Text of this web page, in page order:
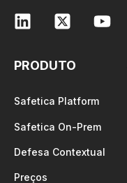
PRODUTO
Safetica Platform
Safetica On-Prem
Defesa Contextual
Preços